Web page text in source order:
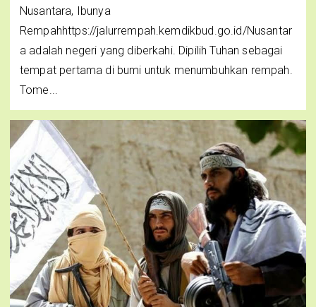
Nusantara, Ibunya
Rempahhttps://jalurrempah.kemdikbud.go.id/Nusantar
a adalah negeri yang diberkahi. Dipilih Tuhan sebagai
tempat pertama di bumi untuk menumbuhkan rempah.
Tome...